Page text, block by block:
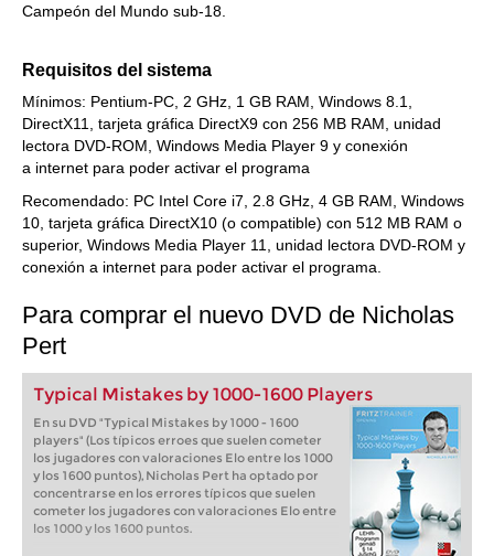
Campeón del Mundo sub-18.
Requisitos del sistema
Mínimos: Pentium-PC, 2 GHz, 1 GB RAM, Windows 8.1,
DirectX11, tarjeta gráfica DirectX9 con 256 MB RAM, unidad
lectora DVD-ROM, Windows Media Player 9 y conexión
a internet para poder activar el programa
Recomendado: PC Intel Core i7, 2.8 GHz, 4 GB RAM, Windows
10, tarjeta gráfica DirectX10 (o compatible) con 512 MB RAM o
superior, Windows Media Player 11, unidad lectora DVD-ROM y
conexión a internet para poder activar el programa.
Para comprar el nuevo DVD de Nicholas
Pert
Typical Mistakes by 1000-1600 Players
En su DVD "Typical Mistakes by 1000 - 1600
players" (Los típicos erroes que suelen cometer
los jugadores con valoraciones Elo entre los 1000
y los 1600 puntos), Nicholas Pert ha optado por
concentrarse en los errores típicos que suelen
cometer los jugadores con valoraciones Elo entre
los 1000 y los 1600 puntos.